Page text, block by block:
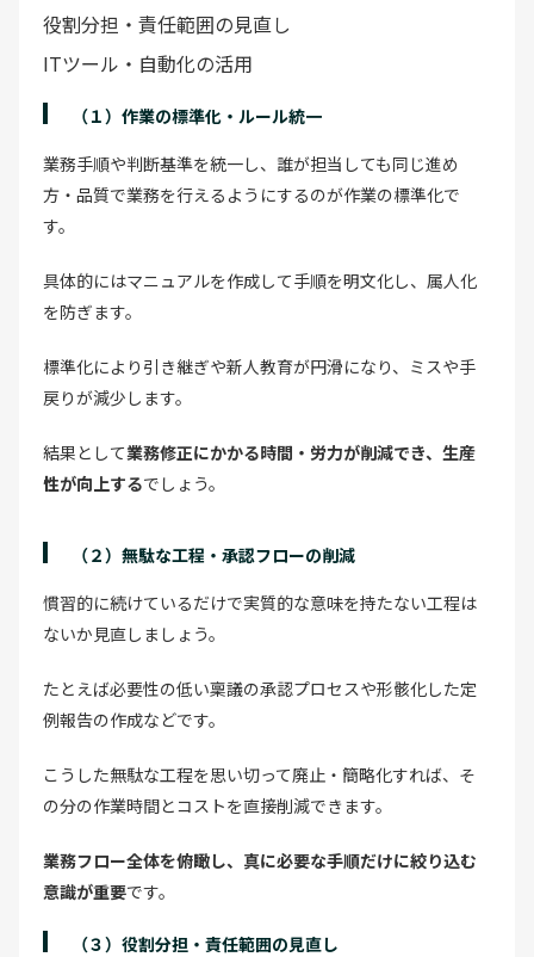
役割分担・責任範囲の見直し
ITツール・自動化の活用
（１）作業の標準化・ルール統一
業務手順や判断基準を統一し、誰が担当しても同じ進め
方・品質で業務を行えるようにするのが作業の標準化で
す。
具体的にはマニュアルを作成して手順を明文化し、属人化
を防ぎます。
標準化により引き継ぎや新人教育が円滑になり、ミスや手
戻りが減少します。
結果として業務修正にかかる時間・労力が削減でき、生産
性が向上するでしょう。
（２）無駄な工程・承認フローの削減
慣習的に続けているだけで実質的な意味を持たない工程は
ないか見直しましょう。
たとえば必要性の低い稟議の承認プロセスや形骸化した定
例報告の作成などです。
こうした無駄な工程を思い切って廃止・簡略化すれば、そ
の分の作業時間とコストを直接削減できます。
業務フロー全体を俯瞰し、真に必要な手順だけに絞り込む
意識が重要です。
（３）役割分担・責任範囲の見直し